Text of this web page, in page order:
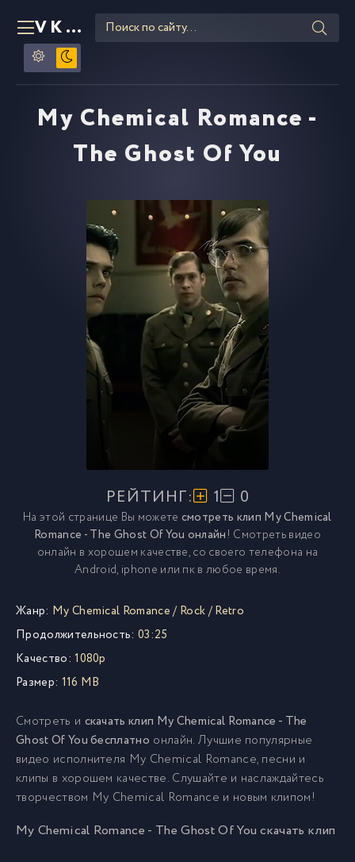
VKLIPE RU
My Chemical Romance -
The Ghost Of You
РЕЙТИНГ: 1 0
На этой странице Вы можете смотреть клип My Chemical
Romance - The Ghost Of You онлайн! Смотреть видео
онлайн в хорошем качестве, со своего телефона на
Android, iphone или пк в любое время.
Жанр: My Chemical Romance/ Rock/Retro
Продолжительность: 03:25
Качество: 1080p
Размер: 116 MB
Смотреть и скачать клип My Chemical Romance - The
Ghost Of You бесплатно онлайн. Лучшие популярные
видео исполнителя My Chemical Romance, песни и
клипы в хорошем качестве. Слушайте и наслаждайтесь
творчеством My Chemical Romance и новым клипом!
My Chemical Romance - The Ghost Of You скачать клип